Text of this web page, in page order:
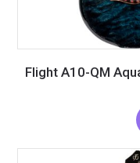
Flight A10-QM